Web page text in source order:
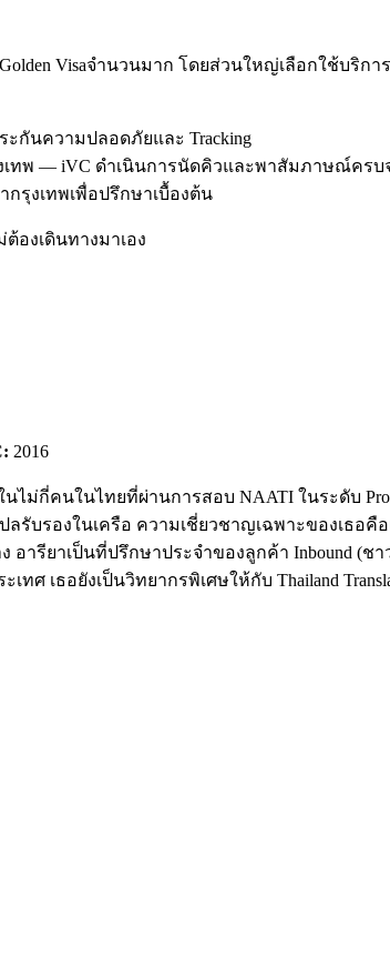
Visaจำนวนมาก โดยส่วนใหญ่เลือกใช้บริก
ะกันความปลอดภัยและ Tracking
งเทพ — iVC ดำเนินการนัดคิวและพาสัมภาษณ์ครบ
กรุงเทพเพื่อปรึกษาเบื้องต้น
องเดินทางมาเอง
2016
ม่กี่คนในไทยที่ผ่านการสอบ NAATI ในระดับ
รองในเครือ ความเชี่ยวชาญเฉพาะของเธอคื
ง อารียาเป็นที่ปรึกษาประจำของลูกค้า Inbound
ศ เธอยังเป็นวิทยากรพิเศษให้กับ Thailand